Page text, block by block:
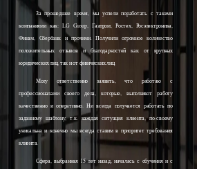
За прошедшее время, мы успели поработать с такими
компаниями как: LG Group, Газпром, Ростех, Росэлектроника,
Финам, Сбербанк и прочими. Получили огромное количество
положительных отзывов и благодарностей как от крупных
юридических лиц, так и от физических лиц.
Могу ответственно заявить, что работаю с
профессионалами своего дела, которые, выполняют работу
качественно и оперативно. Ни всегда получается работать по
заданному шаблону, т.к. каждая ситуация клиента, по-своему
уникальна и конечно мы всегда ставим в приоритет требования
клиента.
Сфера, выбранная 15 лет назад, началась с обучения и с